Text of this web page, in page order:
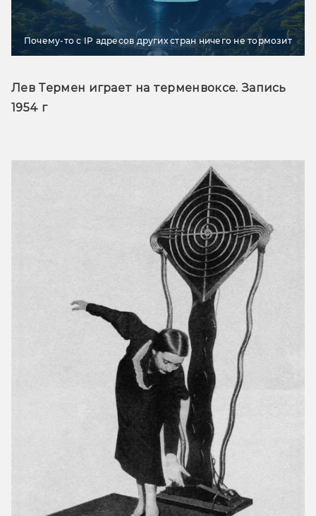
Почему-то с IP адресов других стран ничего не тормозит
Лев Термен играет на терменвоксе. Запись
1954 г